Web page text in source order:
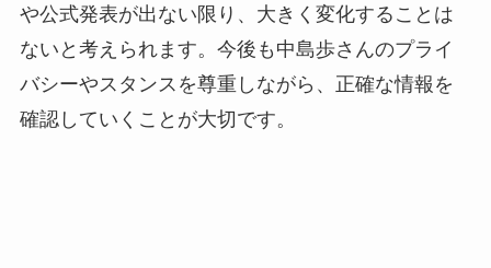
や公式発表が出ない限り、大きく変化することは
ないと考えられます。今後も中島歩さんのプライ
バシーやスタンスを尊重しながら、正確な情報を
確認していくことが大切です。